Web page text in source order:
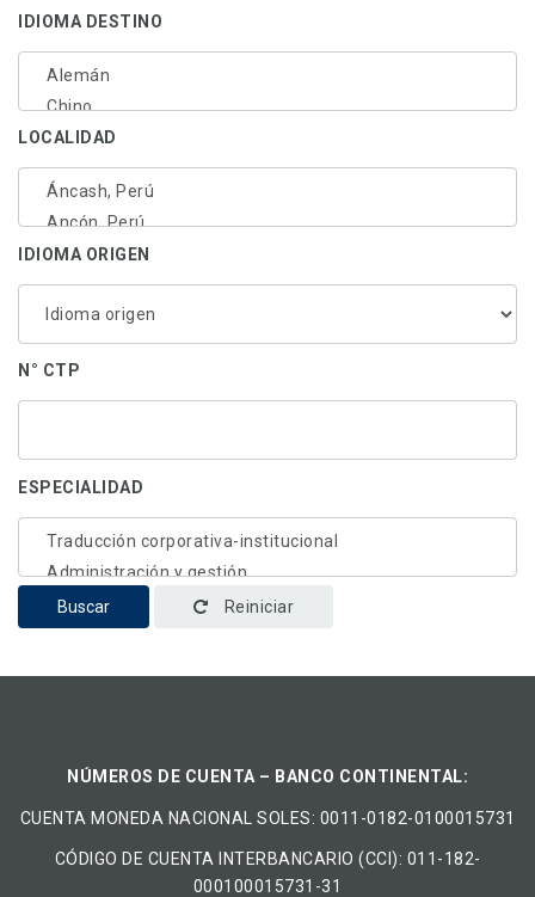
IDIOMA DESTINO
LOCALIDAD
IDIOMA ORIGEN
N° CTP
ESPECIALIDAD
Buscar Reiniciar
NÚMEROS DE CUENTA – BANCO CONTINENTAL:
CUENTA MONEDA NACIONAL​ ​SOLES​: 0011-0182-0100015731
CÓDIGO DE CUENTA INTERBANCARIO (CCI): 011-182-
000100015731-31